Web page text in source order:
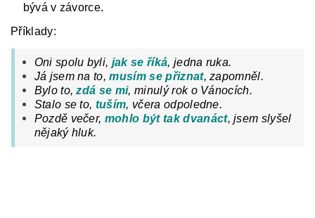
bývá v závorce.
Příklady:
Oni spolu byli, jak se říká, jedna ruka.
Já jsem na to,musím se přiznat, zapomněl.
Bylo to,zdá se mi, minulý rok o Vánocích.
Stalo se to, tuším, včera odpoledne.
Pozdě večer, mohlo být tak dvanáct, jsem slyšel
nějaký hluk.